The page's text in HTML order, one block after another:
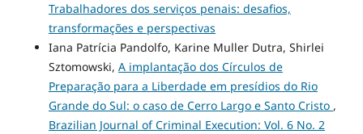
Trabalhadores dos serviços penais: desafios,
transformações e perspectivas
Iana Patrícia Pandolfo, Karine Muller Dutra, Shirlei
Sztomowski, A implantação dos Círculos de
Preparação para a Liberdade em presídios do Rio
Grande do Sul: o caso de Cerro Largo e Santo Cristo ,
Brazilian Journal of Criminal Execution: Vol. 6 No. 2